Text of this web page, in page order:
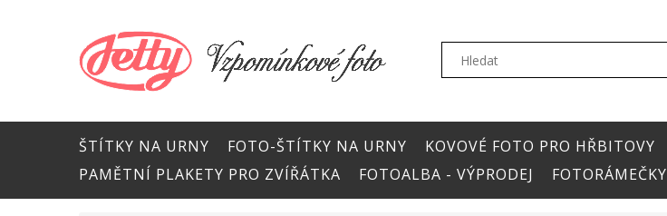
ŠTÍTKY NA URNY FOTO-ŠTÍTKY NA URNY
KOVOVÉ FOTO PRO HŘBITOVY
PAMĚTNÍ PLAKETY PRO ZVÍŘÁTKA
FOTOALBA - VÝPRODEJ